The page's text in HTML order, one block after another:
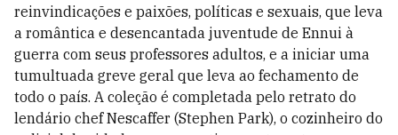
reinvindicações e paixões, políticas e sexuais, que leva
a romântica e desencantada juventude de Ennui à
guerra com seus professores adultos, e a iniciar uma
tumultuada greve geral que leva ao fechamento de
todo o país. A coleção é completada pelo retrato do
lendário chef Nescaffer (Stephen Park), o cozinheiro do